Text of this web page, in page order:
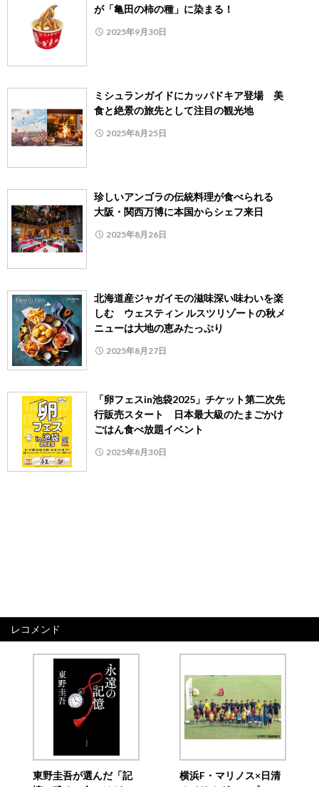
が「亀田の柿の種」に染まる！
2025年9月30日
ミシュランガイドにカッパドキア登場 美
食と絶景の旅先として注目の観光地
2025年8月25日
珍しいアンゴラの伝統料理が食べられる
大阪・関西万博に本国からシェフ来日
2025年8月26日
北海道産ジャガイモの滋味深い味わいを楽
しむ ウェスティン ルスツリゾートの秋メ
ニューは大地の恵みたっぷり
2025年8月27日
「卵フェスin池袋2025」チケット第二次先
行販売スタート 日本最大級のたまごかけ
ごはん食べ放題イベント
2025年8月30日
レコメンド
東野圭吾が選んだ「記
横浜F・マリノス×日清